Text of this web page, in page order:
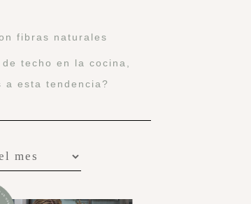
fibras naturales
de techo en la cocina,
a esta tendencia?